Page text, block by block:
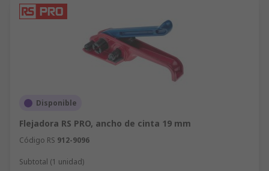
Disponible
Flejadora RS PRO, ancho de cinta 19 mm
Código RS 912-9096
Subtotal (1 unidad)